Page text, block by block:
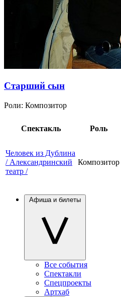
Старший сын
Роли: Композитор
Спектакль Роль
Человек из Дублина
/ Александринский
театр /
Композитор
Афиша и билеты
Все события
Спектакли
Спецпроекты
Артхаб